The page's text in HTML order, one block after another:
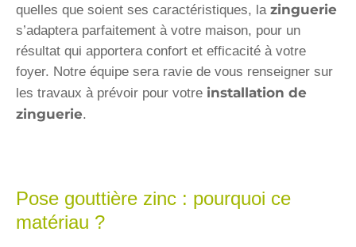
quelles que soient ses caractéristiques, la zinguerie
s’adaptera parfaitement à votre maison, pour un
résultat qui apportera confort et efficacité à votre
foyer. Notre équipe sera ravie de vous renseigner sur
les travaux à prévoir pour votre installation de
zinguerie.
Pose gouttière zinc : pourquoi ce
matériau ?